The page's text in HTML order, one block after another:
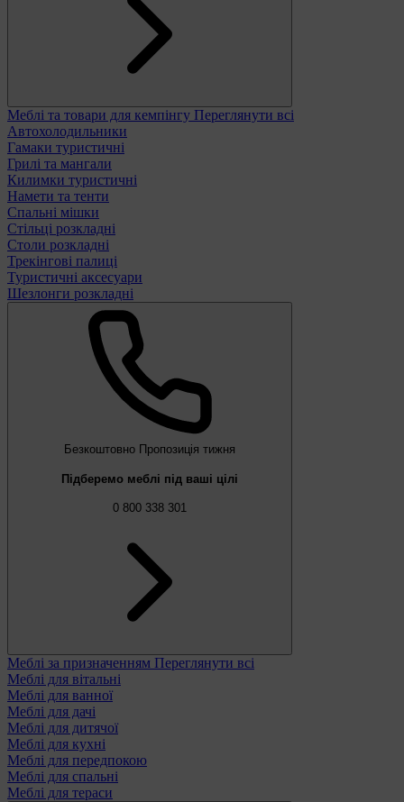
Меблі та товари для кемпінгу Переглянути всі
Автохолодильники
Гамаки туристичні
Грилі та мангали
Килимки туристичні
Намети та тенти
Спальні мішки
Стільці розкладні
Столи розкладні
Трекінгові палиці
Туристичні аксесуари
Шезлонги розкладні
Безкоштовно Пропозиція тижня
Підберемо меблі під ваші цілі
0 800 338 301
Меблі за призначенням Переглянути всі
Меблі для вітальні
Меблі для ванної
Меблі для дачі
Меблі для дитячої
Меблі для кухні
Меблі для передпокою
Меблі для спальні
Меблі для тераси